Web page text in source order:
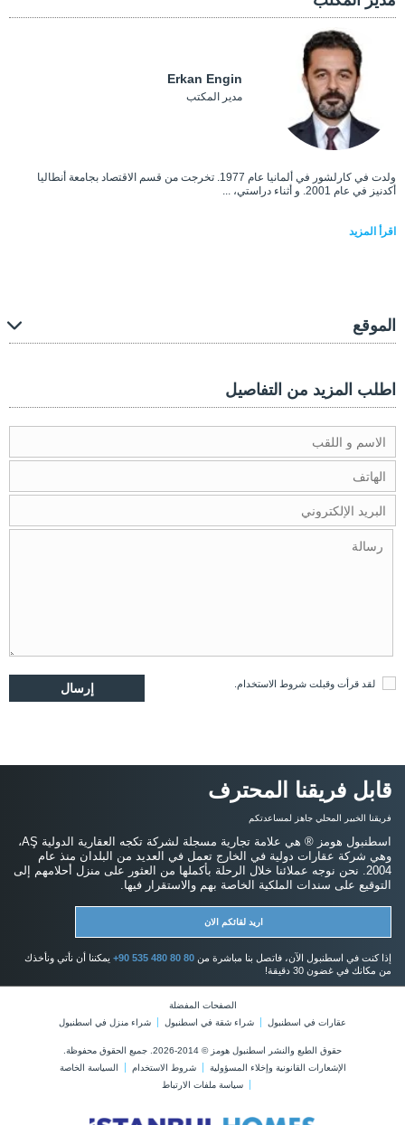
Erkan Engin
مدير المكتب
ولدت في كارلشور في ألمانيا عام 1977. تخرجت من قسم الاقتصاد بجامعة أنطاليا
أكدنيز في عام 2001. و أثناء دراستي، ...
اقرأ المزيد
الموقع
اطلب المزيد من التفاصيل
لقد قرأت وقبلت شروط الاستخدام
قابل فريقنا المحترف
فريقنا الخبير المحلي جاهز لمساعدتكم
اسطنبول هومز ® هي علامة تجارية مسجلة لشركة تكجه العقارية الدولية AŞ،
وهي شركة عقارات دولية في الخارج تعمل في العديد من البلدان منذ عام
2004. نحن نوجه عملائنا خلال الرحلة بأكملها من العثور على منزل أحلامهم إلى
التوقيع على سندات الملكية الخاصة بهم والاستقرار فيها.
اريد لقائكم الان
إذا كنت في اسطنبول الآن، فاتصل بنا مباشرة من +90 535 480 80 80 يمكننا أن نأتي ونأخذك
من مكانك في غضون 30 دقيقة!
الصفحات المفضلة
عقارات في اسطنبول
شراء شقة في اسطنبول شراء منزل في اسطنبول
حقوق الطبع والنشر اسطنبول هومز © 2014-2026. جميع الحقوق محفوظة.
الإشعارات القانونية وإخلاء المسؤولية
شروط الاستخدام
السياسة الخاصة
سياسة ملفات الارتباط